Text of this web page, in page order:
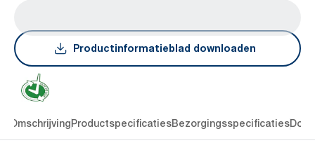
Productinformatieblad downloaden
OmschrijvingProductspecificatiesBezorgingsspecificaties